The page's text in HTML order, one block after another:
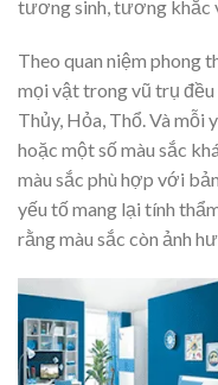
tương sinh, tương khắc
Theo quan niệm phong
mọi vật trong vũ trụ
Thủy, Hỏa, Thổ. Và mỗi
hoặc một số màu sắc
màu sắc phù hợp với
yếu tố mang lại tính
rằng màu sắc còn ảnh